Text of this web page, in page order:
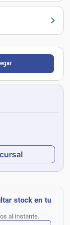
stock en tu
al instante.